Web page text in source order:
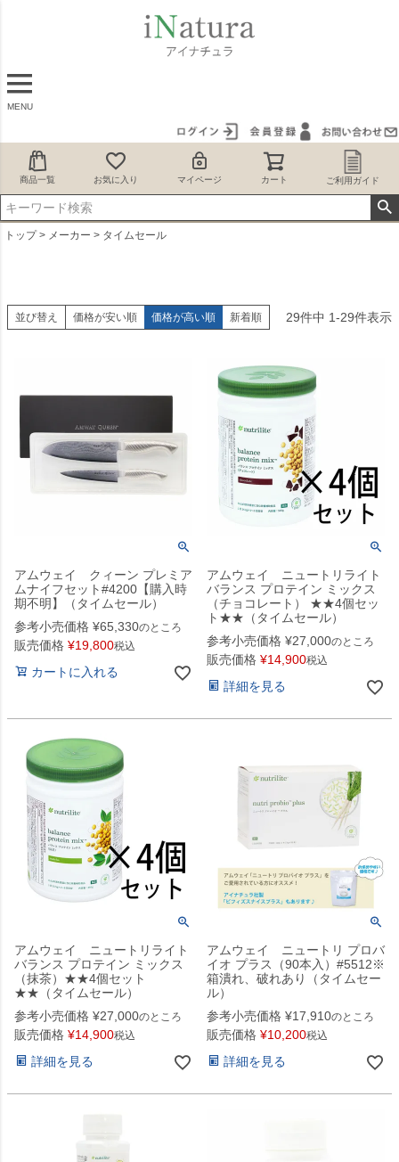
MENU
商品一覧 お気に入り マイページ カート ご利用ガイド
トップ メーカー タイムセール
並び替え 価格が安い順 価格が高い順 新着順 29件中 1-29件表示
アムウェイ クィーン プレミア
ムナイフセット#4200【購入時
期不明】（タイムセール）
参考小売価格 ¥65,330のところ
販売価格 ¥19,800税込
カートに入れる
アムウェイ ニュートリライト
バランス プロテイン ミックス
（チョコレート） ★★4個セッ
ト★★（タイムセール）
参考小売価格 ¥27,000のところ
販売価格 ¥14,900税込
詳細を見る
アムウェイ ニュートリライト
バランス プロテイン ミックス
（抹茶）★★4個セット
★★（タイムセール）
参考小売価格 ¥27,000のところ
販売価格 ¥14,900税込
詳細を見る
アムウェイ ニュートリ プロバ
イオ プラス（90本入）#5512※
箱潰れ、破れあり（タイムセー
ル）
参考小売価格 ¥17,910のところ
販売価格 ¥10,200税込
詳細を見る